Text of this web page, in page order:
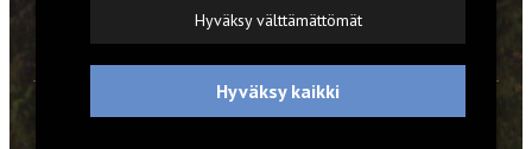
EVÄSTEET
Hyväksy välttämättömät
Hyväksy kaikki